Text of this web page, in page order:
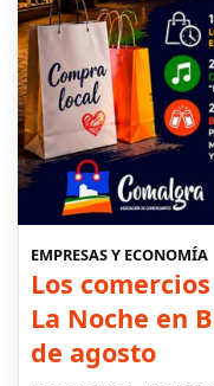
EMPRESAS Y ECONOMÍA
Los
La Noche en
de agosto